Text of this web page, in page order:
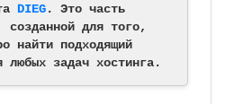
DIEG. Это часть
созданной для того,
найти подходящий
любых задач хостинга.